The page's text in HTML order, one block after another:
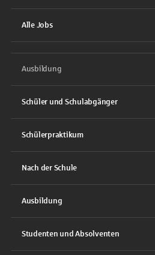
Alle Jobs
Ausbildung
Schüler und Schulabgänger
Schülerpraktikum
Nach der Schule
Ausbildung
Studenten und Absolventen